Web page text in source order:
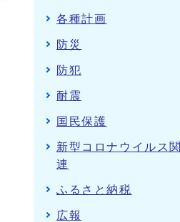
各種計画
防災
防犯
耐震
国民保護
新型コロナウイルス関
連
ふるさと納税
広報